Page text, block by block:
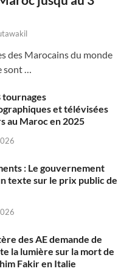
des Marocains du monde
sont …
tournages
et télévisées
au Maroc en 2025
: Le gouvernement
texte sur le prix public de
des AE demande de
la lumière sur la mort de
Fakir en Italie